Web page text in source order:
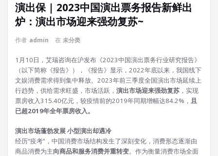
演出保 | 2023中国演出票务报告新鲜出
炉：演出市场迎来强劲复苏~
作者 admin 在 未分类
1月10日，艾瑞咨询在沪发布《2023中国演出票务行业研究报告》
（以下简称《报告》），《报告》显示，2022年底以来，我国线下
文娱消费需求得到集中释放。2023年前三季度全国演出市场延续上
行趋势，供给需求旺盛，市场活跃， 演出市场迎来强劲复苏 ，实现
票房收入315.40亿元，较疫情前的2019年同期增幅达84.2%， 且
已超2019年全年票房收入。
演出市场蓬勃发展 小型演出却遇冷
经历“疫考”，中国消费市场结构发生了深刻变化，消费形态逐渐由
商品消费为主向商品和服务消费并重转变。作为衡量消费市场全面